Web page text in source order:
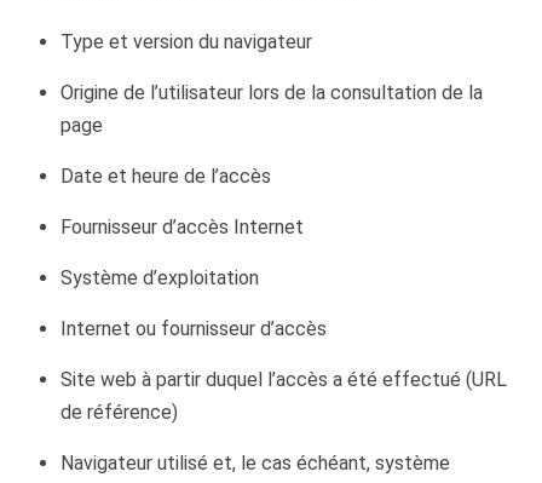
Type et version du navigateur
Origine de l’utilisateur lors de la consultation de la
page
Date et heure de l’accès
Fournisseur d’accès Internet
Système d’exploitation
Internet ou fournisseur d’accès
Site web à partir duquel l’accès a été effectué (URL
de référence)
Navigateur utilisé et, le cas échéant, système